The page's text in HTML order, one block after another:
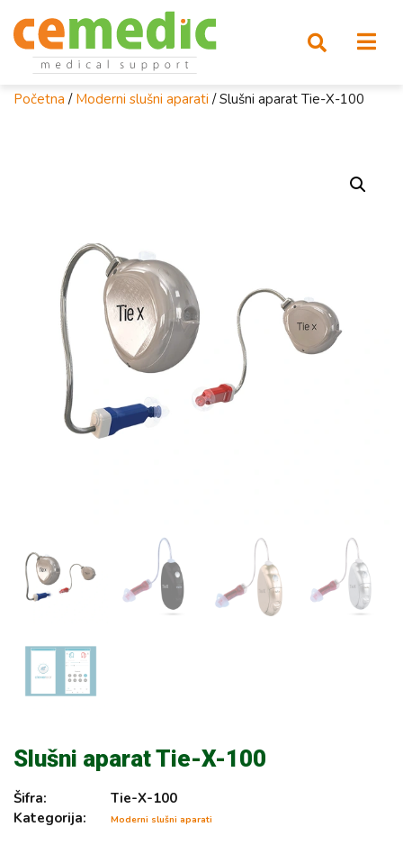
Početna / Moderni slušni aparati / Slušni aparat Tie-X-100
Slušni aparat Tie-X-100
Šifra:
Tie-X-100
Kategorija:
Moderni slušni aparati